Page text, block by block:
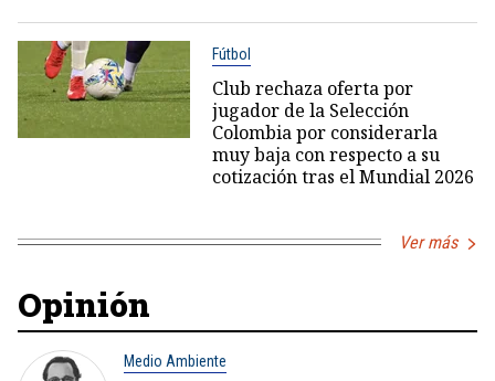
Fútbol
Club rechaza oferta por
jugador de la Selección
Colombia por considerarla
muy baja con respecto a su
cotización tras el Mundial 2026
Ver más
Opinión
Medio Ambiente